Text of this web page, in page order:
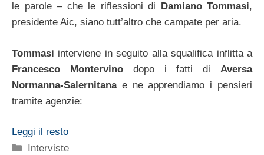
le parole – che le riflessioni di
Damiano Tommasi,
presidente Aic, siano tutt’altro che campate per aria.
Tommasi interviene in seguito alla squalifica inflitta a
Francesco Montervinodopo i fatti di Aversa
Normanna-Salernitanae ne apprendiamo i pensieri
tramite agenzie:
Leggi il resto
Categorie
Interviste